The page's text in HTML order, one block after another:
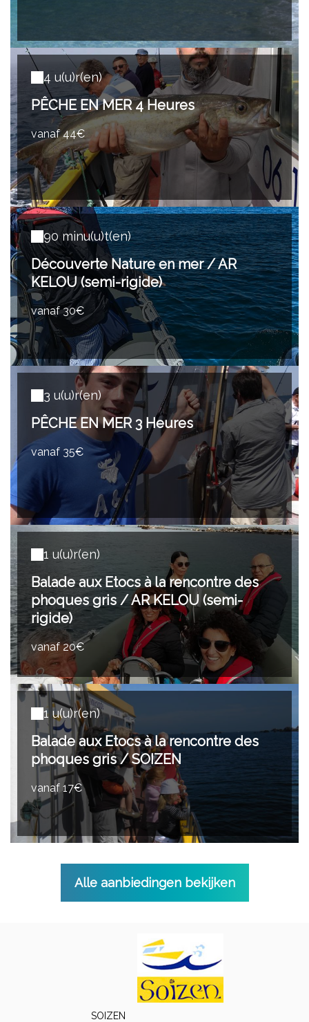
4 u(u)r(en)
PÊCHE EN MER 4 Heures
vanaf 44€
90 minu(u)t(en)
Découverte Nature en mer / AR
KELOU (semi-rigide)
vanaf 30€
3 u(u)r(en)
PÊCHE EN MER 3 Heures
vanaf 35€
1 u(u)r(en)
Balade aux Etocs à la rencontre des
phoques gris / AR KELOU (semi-
rigide)
vanaf 20€
1 u(u)r(en)
Balade aux Etocs à la rencontre des
phoques gris / SOIZEN
vanaf 17€
Alle aanbiedingen bekijken
SOIZEN